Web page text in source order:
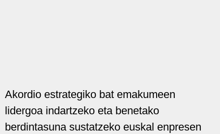
Akordio estrategiko bat emakumeen
lidergoa indartzeko eta benetako
berdintasuna sustatzeko euskal enpresen